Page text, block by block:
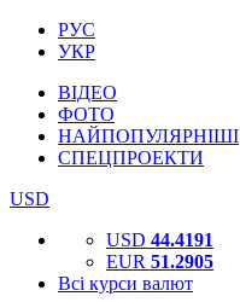
РУС
УКР
ВІДЕО
ФОТО
НАЙПОПУЛЯРНІШІ
СПЕЦПРОЕКТИ
USD
USD 44.4191
EUR 51.2905
Всі курси валют